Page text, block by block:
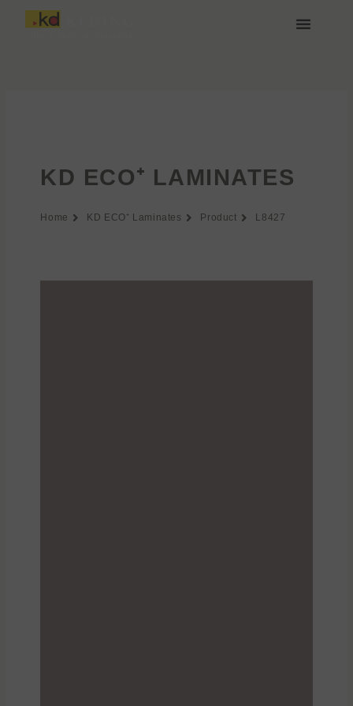
KD ECO⁺ LAMINATES
Home KD ECO⁺ Laminates Product L8427